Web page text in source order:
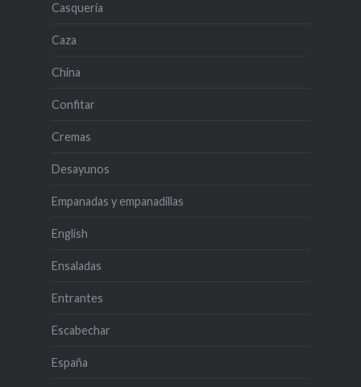
Casquería
Caza
China
Confitar
Cremas
Desayunos
Empanadas y empanadillas
English
Ensaladas
Entrantes
Escabechar
España